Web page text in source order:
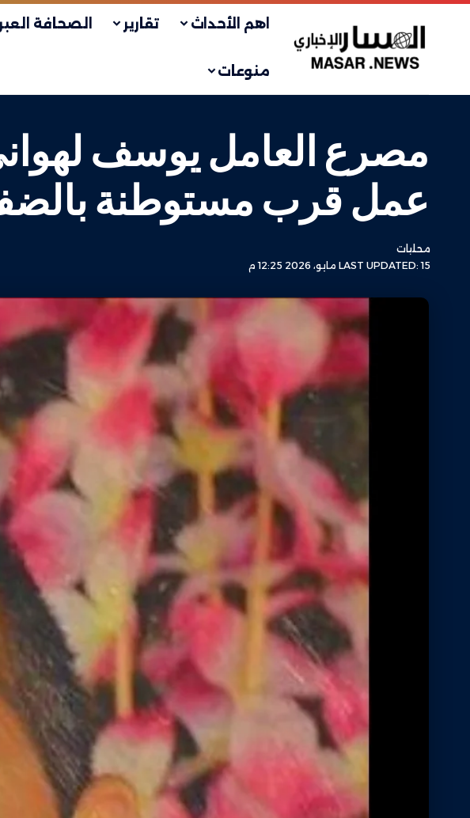
اهم الأحداث تقارير الصحافة
منوعات
مصرع العامل يوسف
عمل قرب مستوطنة
LAST UPDATED: 15 مايو، 2026 12:25 م
محليات